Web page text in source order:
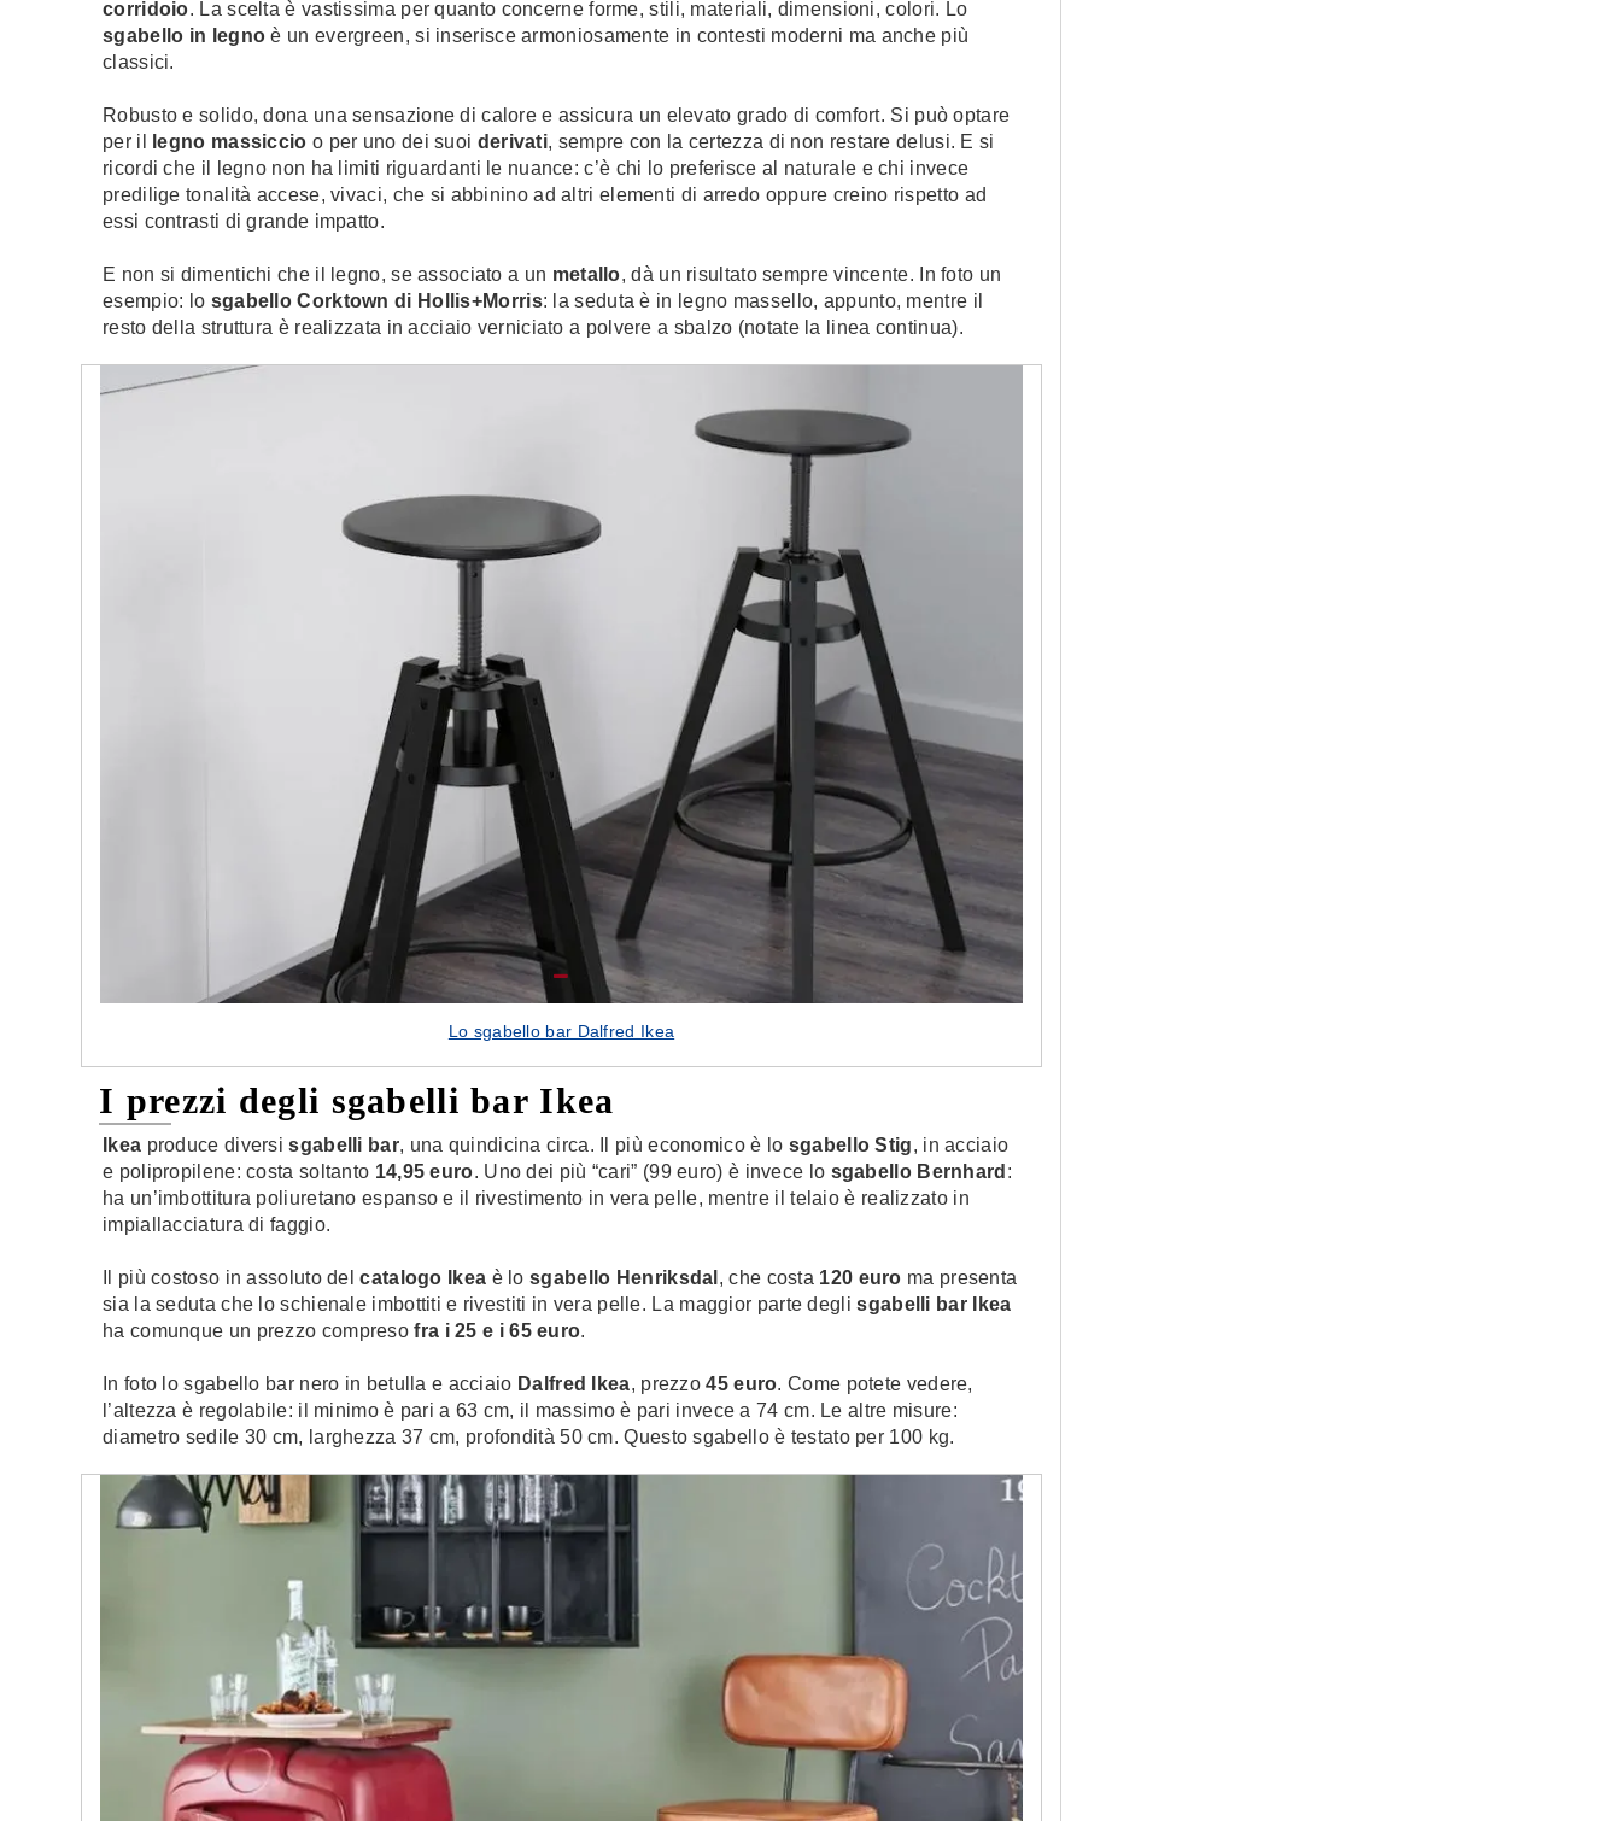
corridoio. La scelta è vastissima per quanto concerne forme, stili, materiali, dimensioni, colori. Lo
sgabello in legno è un evergreen, si inserisce armoniosamente in contesti moderni ma anche più
classici.
Robusto e solido, dona una sensazione di calore e assicura un elevato grado di comfort. Si può optare
per il
legno massiccio o per uno dei suoi derivati, sempre con la certezza di non restare delusi. E si
ricordi che il legno non ha limiti riguardanti le nuance: c’è chi lo preferisce al naturale e chi invece
predilige tonalità accese, vivaci, che si abbinino ad altri elementi di arredo oppure creino rispetto ad
essi contrasti di grande impatto.
E non si dimentichi che il legno, se associato a un metallo, dà un risultato sempre vincente. In foto un
esempio: lo sgabello Corktown di Hollis+Morris: la seduta è in legno massello, appunto, mentre il
resto della struttura è realizzata in acciaio verniciato a polvere a sbalzo (notate la linea continua).
Lo sgabello bar Dalfred Ikea
I prezzi degli sgabelli bar Ikea
Ikea produce diversisgabelli bar, una quindicina circa. Il più economico è lo sgabello Stig, in acciaio
e polipropilene: costa soltanto 14,95 euro. Uno dei più “cari” (99 euro) è invece lo sgabello Bernhard :
ha un’imbottitura poliuretano espanso e il rivestimento in vera pelle, mentre il telaio è realizzato in
impiallacciatura di faggio.
Il più costoso in assoluto delcatalogo Ikea è losgabello Henriksdal , che costa 120 euro ma presenta
sia la seduta che lo schienale imbottiti e rivestiti in vera pelle. La maggior parte deglisgabelli bar Ikea
ha comunque un prezzo compresofra i 25 e i 65 euro.
In foto lo sgabello bar nero in betulla e acciaio Dalfred Ikea, prezzo45 euro. Come potete vedere,
l’altezza è regolabile: il minimo è pari a 63 cm, il massimo è pari invece a 74 cm. Le altre misure:
diametro sedile 30 cm, larghezza 37 cm, profondità 50 cm. Questo sgabello è testato per 100 kg.